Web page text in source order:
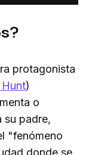
protagonista
Hunt)
o
su padre,
"fenómeno
donde se